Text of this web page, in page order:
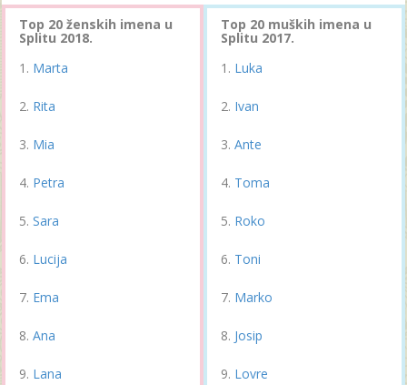
Top 20 ženskih imena u
Splitu 2018.
Marta
Rita
Mia
Petra
Sara
Lucija
Ema
Ana
Lana
Top 20 muških imena u
Splitu 2017.
Luka
Ivan
Ante
Toma
Roko
Toni
Marko
Josip
Lovre